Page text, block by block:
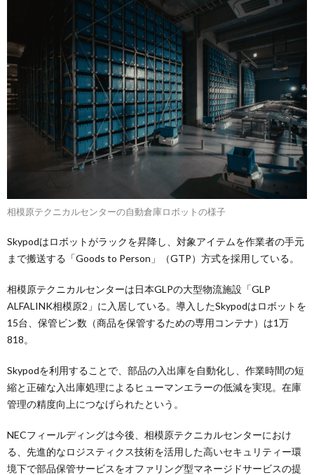
相模原テクニカルセンターの自動倉庫ロボットの様子
Skypodはロボットがラックを昇降し、対象アイテムを作業者の手元
まで搬送する「Goods to Person」（GTP）方式を採用している。
相模原テクニカルセンターは日本GLPの大型物流施設「GLP
ALFALINK相模原2」に入居している。導入したSkypodはロボットを
15台、保管ビン数（商品を保管するための専用コンテナ）は1万
818。
Skypodを利用することで、部品の入出庫を自動化し、作業時間の短
縮と正確な入出庫処理によるヒューマンエラーの低減を実現。在庫
管理の精度向上につなげられたという。
NECフィールディングは今後、相模原テクニカルセンターにおけ
る、先進的なロジスティクス技術を活用した高いセキュリティー環
境下で部品保管サービスをオファリング型マネージドサービスの提